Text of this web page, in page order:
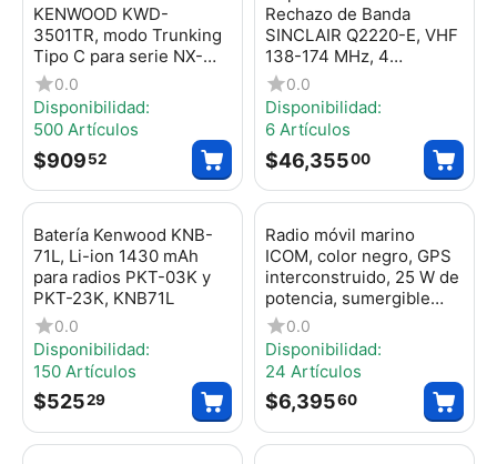
KENWOOD KWD-
3501TR, modo Trunking
Tipo C para serie NX-
3000.
0.0
Disponibilidad:
500 Artículos
$90952
Rechazo de Banda
SINCLAIR Q2220-E, VHF
138-174 MHz, 4
Cavidades (4" Dia.) 500
KHz, 350 Watt, N Hem.
0.0
Disponibilidad:
6 Artículos
$46,35500
Batería Kenwood KNB-
71L, Li-ion 1430 mAh
para radios PKT-03K y
PKT-23K, KNB71L
0.0
Disponibilidad:
150 Artículos
$52529
Radio móvil marino
ICOM, color negro, GPS
interconstruido, 25 W de
potencia, sumergible
IPX7, clase D DSC. rango
de frecuencias.
Tx:156.025 - 157.425
MHz, Rx:156.050 -
163.275 M...
0.0
Disponibilidad:
24 Artículos
$6,39560